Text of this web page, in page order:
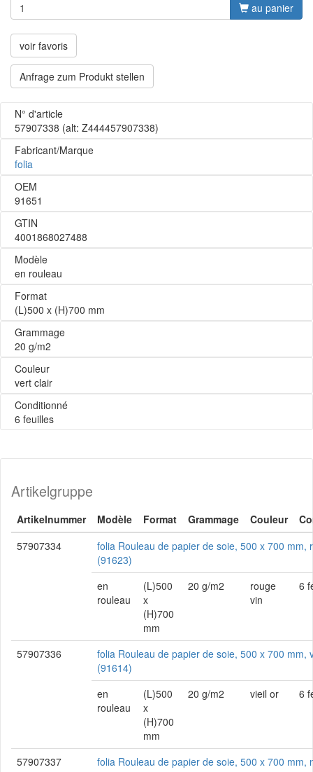
au panier
voir favoris
Anfrage zum Produkt stellen
N° d'article
57907338 (alt: Z444457907338)
Fabricant/Marque
folia
OEM
91651
GTIN
4001868027488
Modèle
en rouleau
Format
(L)500 x (H)700 mm
Grammage
20 g/m2
Couleur
vert clair
Conditionné
6 feuilles
Artikelgruppe
Artikelnummer Modèle Format Grammage Couleur
57907334
folia Rouleau de papier de soie, 500 x 700 mm,
(91623)
en
rouleau
(L)500
x
(H)700
mm
20 g/m2
rouge
vin
6
57907336
folia Rouleau de papier de soie, 500 x 700 mm,
(91614)
en
rouleau
(L)500
x
(H)700
mm
20 g/m2 vieil or 6
57907337
folia Rouleau de papier de soie, 500 x 700 mm,